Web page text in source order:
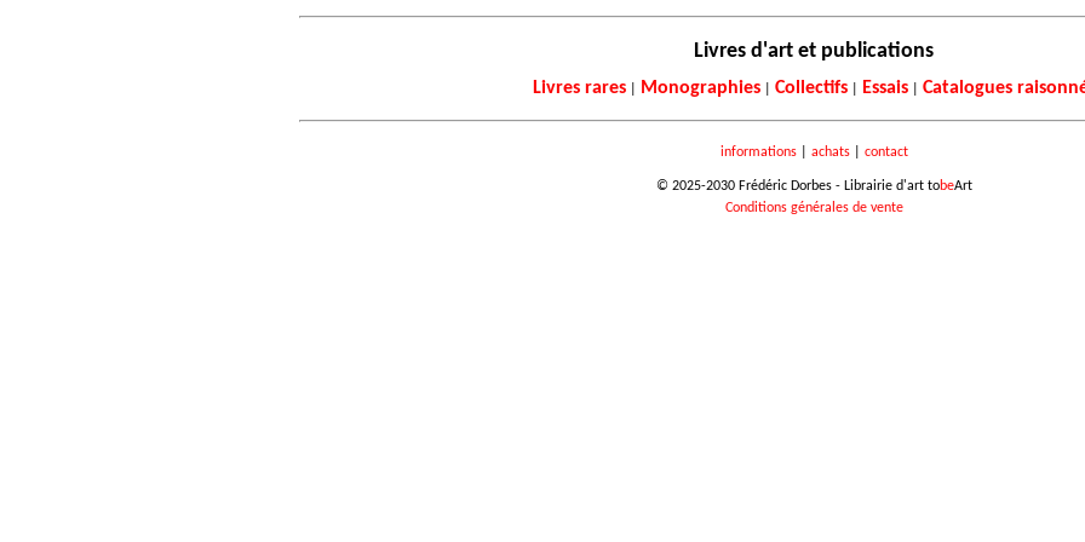
Livres d'art et publications
Livres rares| Monographies| Collectifs| Essais| Catalogues
informations| achats| contact
© 2025-2030 Frédéric Dorbes - Librairie d'art tobeArt
Conditions générales de vente